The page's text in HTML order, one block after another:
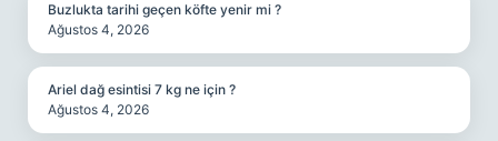
Buzlukta tarihi geçen köfte yenir mi ?
Ağustos 4, 2026
Ariel dağ esintisi 7 kg ne için ?
Ağustos 4, 2026